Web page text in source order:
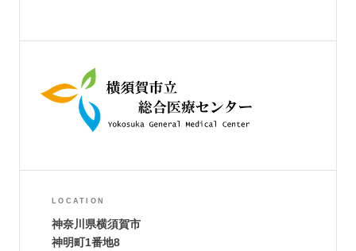
LOCATION
神奈川県横須賀市
神明町1番地8